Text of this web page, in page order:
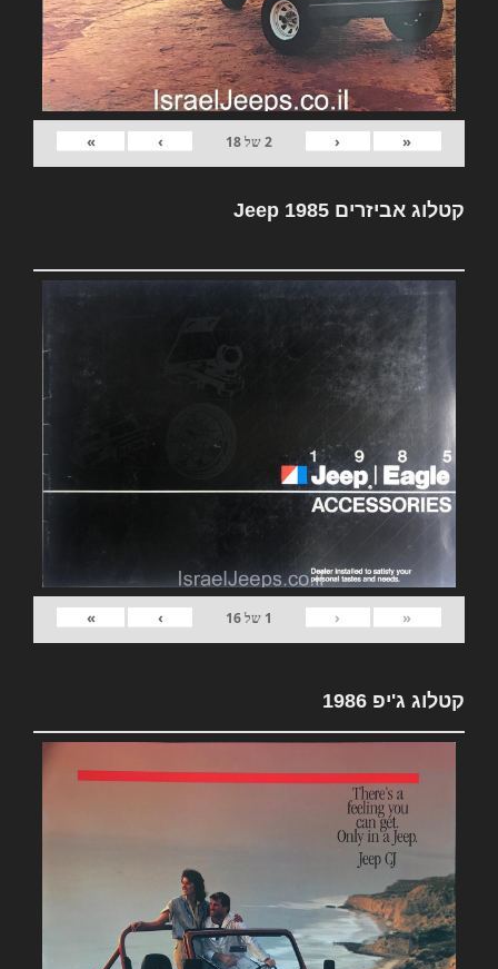
«
‹
2של18
›
»
קטלוג אביזרים Jeep 1985
«
‹
1 של16
›
»
קטלוג ג'יפ 1986